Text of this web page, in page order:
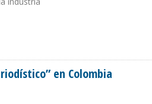
en Colombia